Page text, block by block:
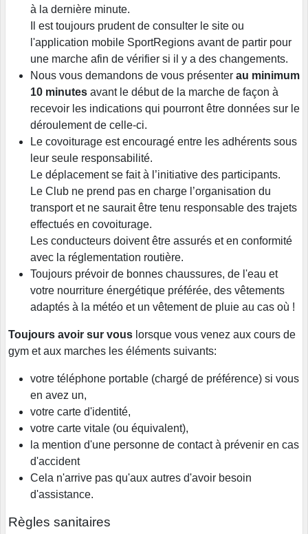
à la dernière minute.
Il est toujours prudent de consulter le site ou
l'application mobile SportRegions avant de partir pour
une marche afin de vérifier si il y a des changements.
Nous vous demandons de vous présenter au minimum
10 minutes avant le début de la marche de façon à
recevoir les indications qui pourront être données sur le
déroulement de celle-ci.
Le covoiturage est encouragé entre les adhérents sous
leur seule responsabilité.
Le déplacement se fait à l’initiative des participants.
Le Club ne prend pas en charge l’organisation du
transport et ne saurait être tenu responsable des trajets
effectués en covoiturage.
Les conducteurs doivent être assurés et en conformité
avec la réglementation routière.
Toujours prévoir de bonnes chaussures, de l'eau et
votre nourriture énergétique préférée, des vêtements
adaptés à la météo et un vêtement de pluie au cas où !
Toujours avoir sur vous lorsque vous venez aux cours de
gym et aux marches les éléments suivants:
votre téléphone portable (chargé de préférence) si vous
en avez un,
votre carte d'identité,
votre carte vitale (ou équivalent),
la mention d'une personne de contact à prévenir en cas
d'accident
Cela n'arrive pas qu'aux autres d'avoir besoin
d'assistance.
Règles sanitaires